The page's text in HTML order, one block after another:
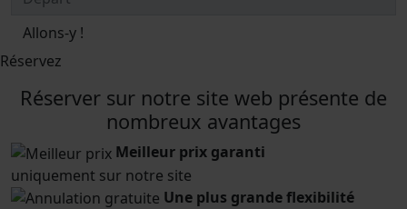
Allons-y !
Réservez
Réserver sur notre site web présente de
nombreux avantages
Meilleur prix garanti
uniquement sur notre site
Une plus grande flexibilité